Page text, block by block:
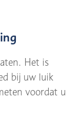
Het is
bij uw luik
voordat u